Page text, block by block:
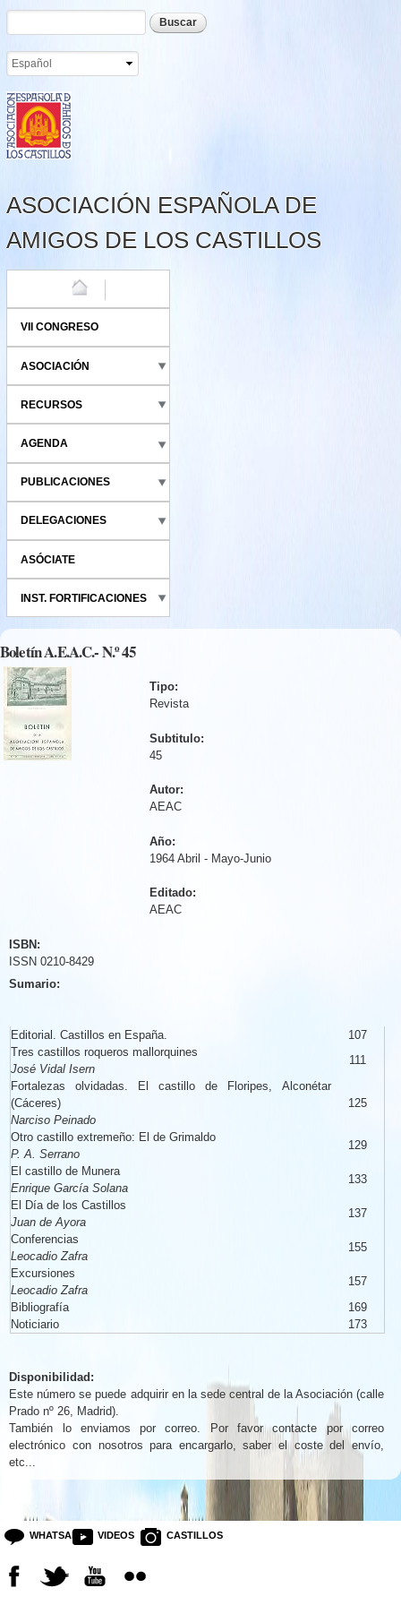
Pasar al
contenido
Formulario de búsqueda
Buscar
ASOCIACIÓN ESPAÑOLA DE
AMIGOS DE LOS CASTILLOS
VII CONGRESO
ASOCIACIÓN
RECURSOS
AGENDA
PUBLICACIONES
DELEGACIONES
ASÓCIATE
INST. FORTIFICACIONES
Boletín A.E.A.C.- N.º 45
Tipo:
Revista
Subtitulo:
45
Autor:
AEAC
Año:
1964 Abril - Mayo-Junio
Editado:
AEAC
ISBN:
ISSN 0210-8429
Sumario:
Editorial. Castillos en España.
107
Tres castillos roqueros mallorquines
José Vidal Isern
111
Fortalezas olvidadas. El castillo de Floripes, Alconétar
(Cáceres)
Narciso Peinado
125
Otro castillo extremeño: El de Grimaldo
P. A. Serrano
129
El castillo de Munera
Enrique García Solana
133
El Día de los Castillos
Juan de Ayora
137
Conferencias
Leocadio Zafra
155
Excursiones
Leocadio Zafra
157
Bibliografía
169
Noticiario
173
Disponibilidad:
Este número se puede adquirir en la sede central de la Asociación (calle
Prado nº 26, Madrid).
También lo enviamos por correo. Por favor contacte por correo
electrónico con nosotros para encargarlo, saber el coste del envío,
etc...
WHATSAPP VIDEOS CASTILLOS